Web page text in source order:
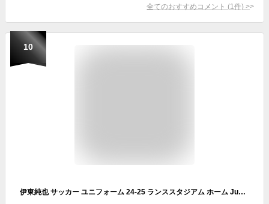
全てのおすすめコメント (1 件) >
10
伊東純也 サッカー ユニフォーム 24-25 ランススタジアム ホーム Junya Ito ユニフォーム 背番号7 子供 大人 Tシャツ 半ズボン 上下セット 靴下付き 軽量 速乾性 通気性 練習服 スポーツ 非公式 (100)